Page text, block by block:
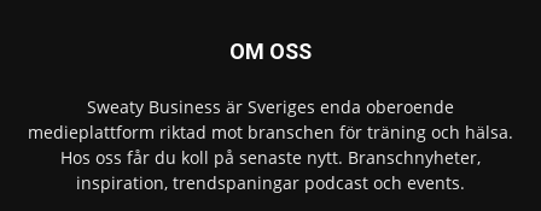
OM OSS
Sweaty Business är Sveriges enda oberoende
medieplattform riktad mot branschen för träning och hälsa.
Hos oss får du koll på senaste nytt. Branschnyheter,
inspiration, trendspaningar podcast och events.